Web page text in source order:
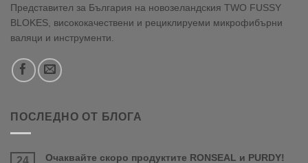
Представител за България на новозеландския TWO FUSSY
BLOKES, висококачествени и рециклируеми микрофибърни
валяци и инструменти.
ПОСЛЕДНО ОТ БЛОГА
Очаквайте скоро продуктите RONSEAL и PURDY!